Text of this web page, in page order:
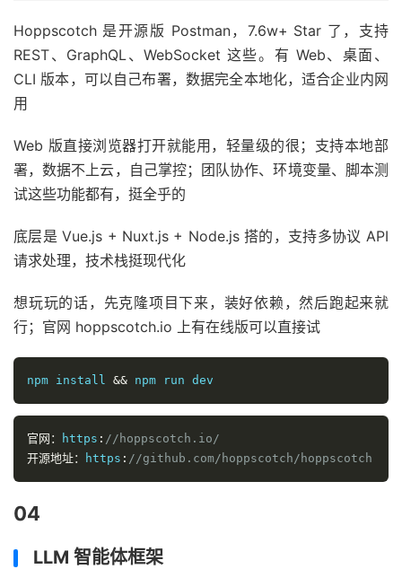
Hoppscotch 是开源版 Postman，7.6w+ Star 了，支持
REST、GraphQL、WebSocket 这些。有 Web、桌面、
CLI 版本，可以自己布署，数据完全本地化，适合企业内网
用
Web 版直接浏览器打开就能用，轻量级的很；支持本地部
署，数据不上云，自己掌控；团队协作、环境变量、脚本测
试这些功能都有，挺全乎的
底层是 Vue.js + Nuxt.js + Node.js 搭的，支持多协议 API
请求处理，技术栈挺现代化
想玩玩的话，先克隆项目下来，装好依赖，然后跑起来就
行；官网 hoppscotch.io 上有在线版可以直接试
npm install && npm run dev
官网： https : //hoppscotch.io/
开源地址：
https : //github.com/hoppscotch/hoppscotch
04
LLM 智能体框架